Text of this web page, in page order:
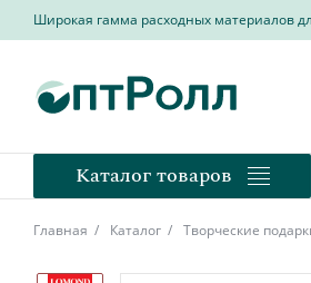
Широкая гамма расходных материалов
Каталог товаров
Главная Каталог Творческие